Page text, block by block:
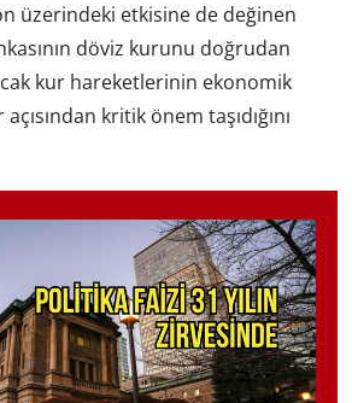
üzerindeki etkisine de değinen
döviz kurunu doğrudan
kur hareketlerinin ekonomik
kritik önem taşıdığını